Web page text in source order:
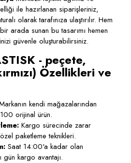
ile hazırlanan siparişleriniz,
olarak tarafınıza ulaştırılır. Hem
arada sunan bu tasarımı hemen
güvenle oluşturabilirsiniz.
- peçete,
Özellikleri ve
kendi mağazalarından
orijinal ürün.
Kargo sürecinde zarar
paketleme teknikleri.
Saat 14:00'a kadar olan
gün kargo avantajı.